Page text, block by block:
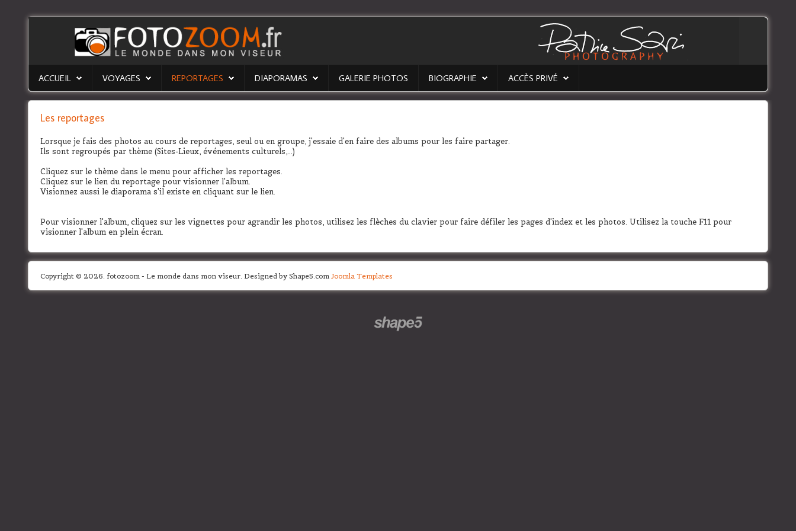
Voyages
Reportages
Galerie photos
Biographie
ACCUEIL VOYAGES REPORTAGES DIAPORAMAS GALERIE PHOTOS BIOGRAPHIE ACCÈS PRIVÉ
Les reportages
Lorsque je fais des photos au cours de reportages, seul ou en groupe, j'essaie d'en faire des albums pour les faire partager.
Ils sont regroupés par thème (Sites-Lieux, événements culturels,...)
Cliquez sur le thème dans le menu pour afficher les reportages.
Cliquez sur le lien du reportage pour visionner l'album.
Visionnez aussi le diaporama s'il existe en cliquant sur le lien.
Pour visionner l'album, cliquez sur les vignettes pour agrandir les photos, utilisez les flèches du clavier pour faire défiler les pages d'index et les photos. Utilisez la touche F11 pour
visionner l'album en plein écran.
Copyright © 2026. fotozoom - Le monde dans mon viseur. Designed by Shape5.comJoomla Templates